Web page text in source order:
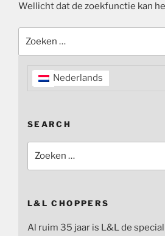
Wellicht dat de zoekfunctie kan
naar:
Nederlands
SEARCH
naar:
L&L CHOPPERS
Al ruim 35 jaar is L&L de